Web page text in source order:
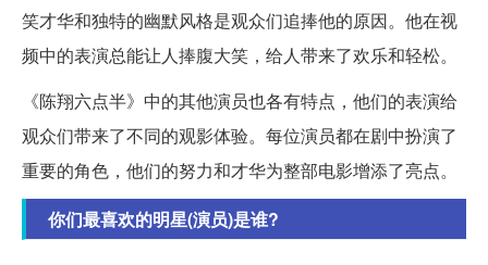
笑才华和独特的幽默风格是观众们追捧他的原因。他在视
频中的表演总能让人捧腹大笑，给人带来了欢乐和轻松。
《陈翔六点半》中的其他演员也各有特点，他们的表演给
观众们带来了不同的观影体验。每位演员都在剧中扮演了
重要的角色，他们的努力和才华为整部电影增添了亮点。
你们最喜欢的明星(演员)是谁?